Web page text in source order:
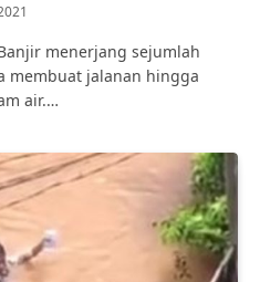
Banjir menerjang sejumlah
membuat jalanan hingga
air.…